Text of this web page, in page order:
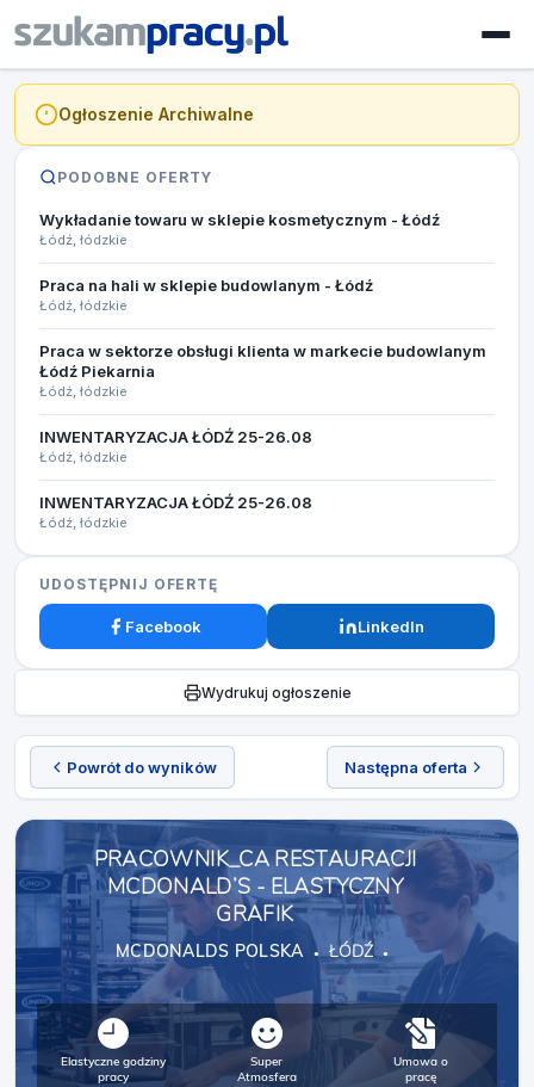
Powrót do wyników Następna oferta
PRACOWNIK_CA RESTAURACJI
MCDONALD’S - ELASTYCZNY
GRAFIK
MCDONALDS POLSKA ŁÓDŹ
Elastyczne godziny
pracy
Super
Atmosfera
Umowa o
pracę
Ogłoszenie Archiwalne
PODOBNE OFERTY
Wykładanie towaru w sklepie kosmetycznym - Łódź
Łódź, łódzkie
Praca na hali w sklepie budowlanym - Łódź
Łódź, łódzkie
Praca w sektorze obsługi klienta w markecie budowlanym
Łódź Piekarnia
Łódź, łódzkie
INWENTARYZACJA ŁÓDŹ 25-26.08​
Łódź, łódzkie
INWENTARYZACJA ŁÓDŹ 25-26.08​
Łódź, łódzkie
UDOSTĘPNIJ OFERTĘ
Facebook LinkedIn
Wydrukuj ogłoszenie